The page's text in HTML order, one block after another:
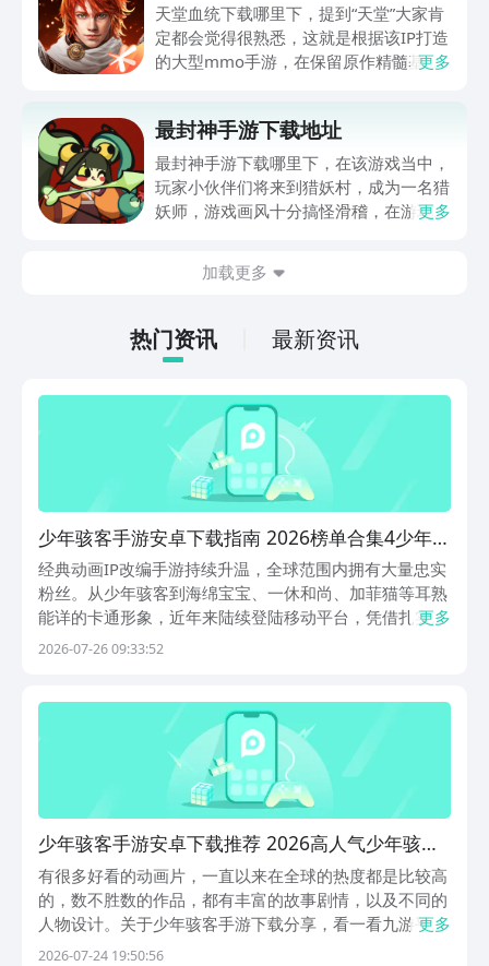
天堂血统下载哪里下，提到“天堂”大家肯
定都会觉得很熟悉，这就是根据该IP打造
的大型mmo手游，在保留原作精髓基础
斗策略都有深度创新，肯定有不少伙伴都
很想玩，可提前在九游平台预约，手游福
利最有性价比APP，身后有阿里巴巴灵犀
互娱大厂支持，节假日活动来临时刻，还
更多
最封神手游下载地址
最封神手游下载哪里下，在该游戏当中，
玩家小伙伴们将来到猎妖村，成为一名猎
妖师，游戏画风十分搞怪滑稽，在游玩过
定有不少朋友感兴趣，但不知道哪里下
有性价比的APP，身后有阿里巴巴灵犀互
娱大厂支持，玩手游就到九游，海量代金
飙升的感觉。
更多
加载更多
热门资讯 最新资讯
少年骇客手游安卓下载指南 2026榜单合集4少年骇
客游戏手机版before_2
经典动画IP改编手游持续升温，全球范围内拥有大量忠实
粉丝。从少年骇客到海绵宝宝、一休和尚、加菲猫等耳熟
能详的卡通形象，近年来陆续登陆移动平台，凭借扎实的
剧情设定、鲜明的角色塑造与差异化玩法设计，成为休闲
更多
2026-07-26 09:33:52
少年骇客手游安卓下载推荐 2026高人气少年骇客
游戏手机版排行
有很多好看的动画片，一直以来在全球的热度都是比较高
的，数不胜数的作品，都有丰富的故事剧情，以及不同的
人物设计。关于少年骇客手游下载分享，看一看九游平台
当中这几款比较好玩的，也能领取丰厚的福利。这是手游
更多
2026-07-24 19:50:56